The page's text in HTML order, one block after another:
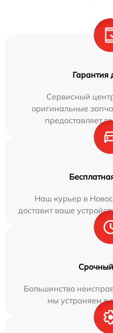
Гарантия
Сервисный
оригинальные
предоставляет
Наш курьер в
доставит ваше
Большинство
мы устраняем в